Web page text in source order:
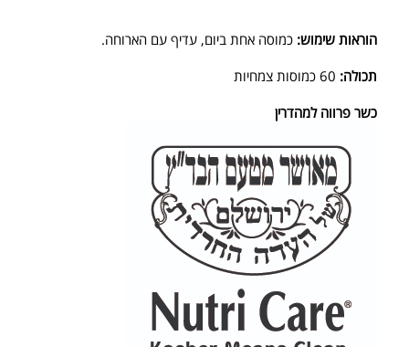
הוראות שימוש: כמוסה אחת ביום, עדיף עם הארוחה.
תכולה: 60 כמוסות צמחיות
כשר פרווה למהדרין